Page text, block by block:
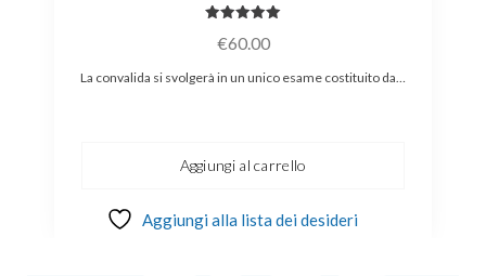
5.00
€60.00
La convalida si svolgerà in un unico esame costituito da…
Aggiungi al carrello
Aggiungi alla lista dei desideri